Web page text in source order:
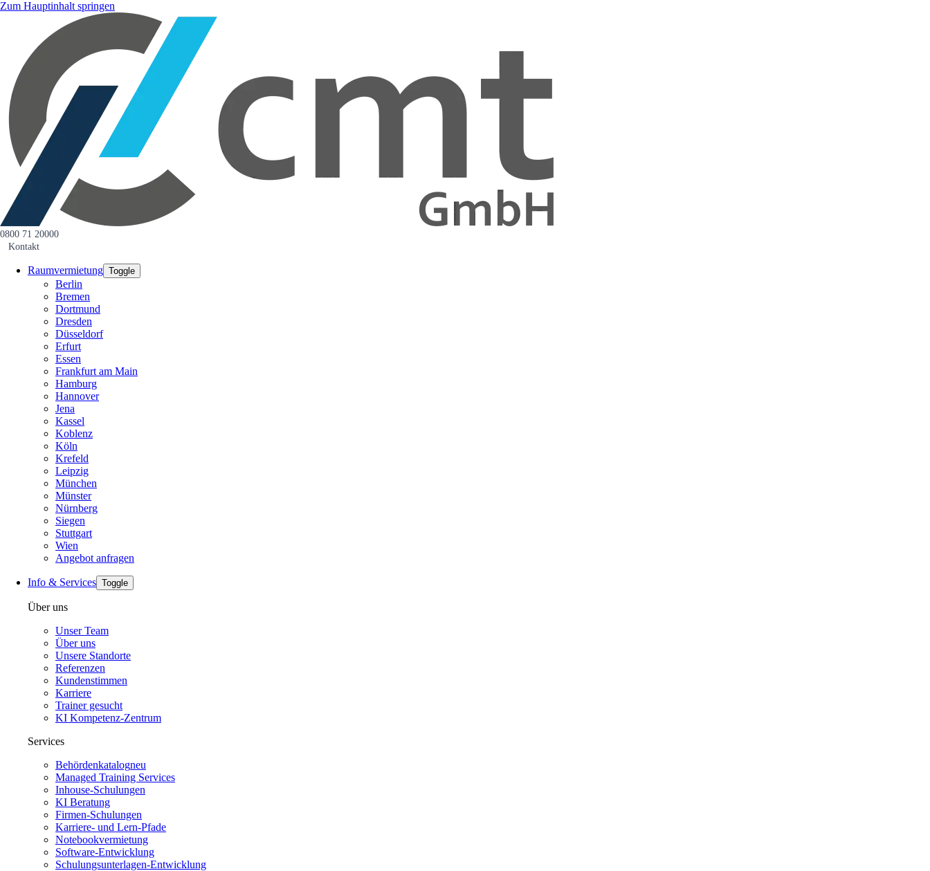
Zum Hauptinhalt springen
0800 71 20000
Kontakt
Raumvermietung Toggle
Berlin
Bremen
Dortmund
Dresden
Düsseldorf
Erfurt
Essen
Frankfurt am Main
Hamburg
Hannover
Jena
Kassel
Koblenz
Köln
Krefeld
Leipzig
München
Münster
Nürnberg
Siegen
Stuttgart
Wien
Angebot anfragen
Info & Services Toggle
Über uns
Unser Team
Über uns
Unsere Standorte
Referenzen
Kundenstimmen
Karriere
Trainer gesucht
KI Kompetenz-Zentrum
Services
Behördenkatalogneu
Managed Training Services
Inhouse-Schulungen
KI Beratung
Firmen-Schulungen
Karriere- und Lern-Pfade
Notebookvermietung
Software-Entwicklung
Schulungsunterlagen-Entwicklung